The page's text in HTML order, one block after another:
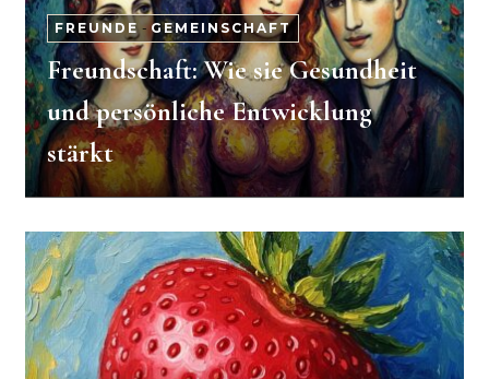
FREUNDE -GEMEINSCHAFT
Freundschaft: Wie sie Gesundheit
und persönliche Entwicklung
stärkt